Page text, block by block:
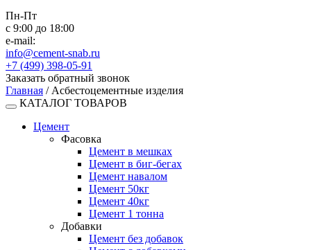
Пн-Пт
с 9:00 до 18:00
e-mail:
info@cement-snab.ru
+7 (499) 398-05-91
Заказать обратный звонок
Главная / Асбестоцементные изделия
КАТАЛОГ ТОВАРОВ
Цемент
Фасовка
Цемент в мешках
Цемент в биг-бегах
Цемент навалом
Цемент 50кг
Цемент 40кг
Цемент 1 тонна
Добавки
Цемент без добавок